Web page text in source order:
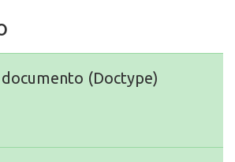
(Doctype)